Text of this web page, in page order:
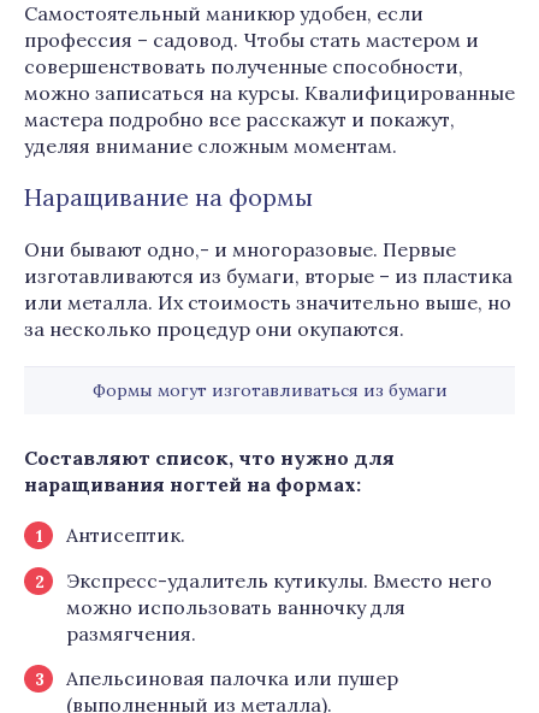
Самостоятельный маникюр удобен, если
профессия – садовод. Чтобы стать мастером и
совершенствовать полученные способности,
можно записаться на курсы. Квалифицированные
мастера подробно все расскажут и покажут,
уделяя внимание сложным моментам.
Наращивание на формы
Они бывают одно,- и многоразовые. Первые
изготавливаются из бумаги, вторые – из пластика
или металла. Их стоимость значительно выше, но
за несколько процедур они окупаются.
Формы могут изготавливаться из бумаги
Составляют список, что нужно для
наращивания ногтей на формах:
Антисептик.
Экспресс-удалитель кутикулы. Вместо него
можно использовать ванночку для
размягчения.
Апельсиновая палочка или пушер
(выполненный из металла).